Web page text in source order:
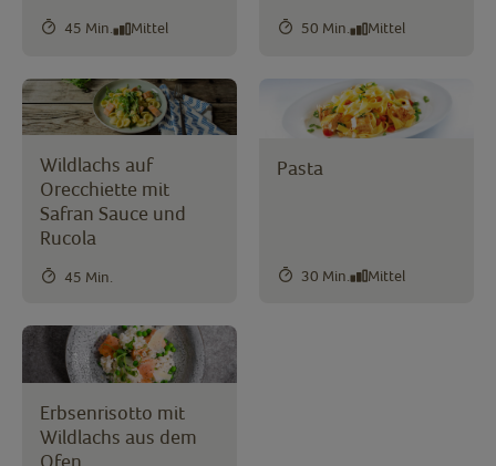
45 Min. Mittel 50 Min. Mittel
Wildlachs auf
Orecchiette mit
Safran Sauce und
Rucola
45 Min.
Pasta
30 Min. Mittel
Erbsenrisotto mit
Wildlachs aus dem